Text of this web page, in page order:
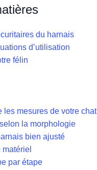
du harnais
d’utilisation
félin
les mesures de votre chat
la morphologie
bien ajusté
par étape